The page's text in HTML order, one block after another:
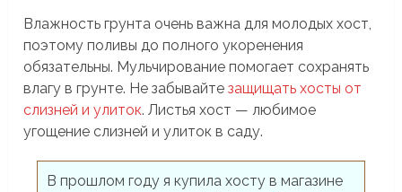
Влажность грунта очень важна для молодых хост,
поэтому поливы до полного укоренения
обязательны. Мульчирование помогает сохранять
влагу в грунте. Не забывайтезащищать хосты от
слизней и улиток. Листья хост — любимое
угощение слизней и улиток в саду.
В прошлом году я купила хосту в магазине